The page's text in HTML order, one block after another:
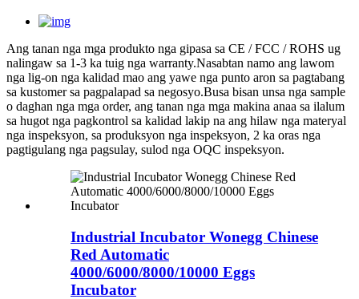
Ang tanan nga mga produkto nga gipasa sa CE / FCC / ROHS ug
nalingaw sa 1-3 ka tuig nga warranty.Nasabtan namo ang lawom
nga lig-on nga kalidad mao ang yawe nga punto aron sa pagtabang
sa kustomer sa pagpalapad sa negosyo.Busa bisan unsa nga sample
o daghan nga mga order, ang tanan nga mga makina anaa sa ilalum
sa hugot nga pagkontrol sa kalidad lakip na ang hilaw nga materyal
nga inspeksyon, sa produksyon nga inspeksyon, 2 ka oras nga
pagtigulang nga pagsulay, sulod nga OQC inspeksyon.
Industrial Incubator Wonegg Chinese
Red Automatic
4000/6000/8000/10000 Eggs
Incubator